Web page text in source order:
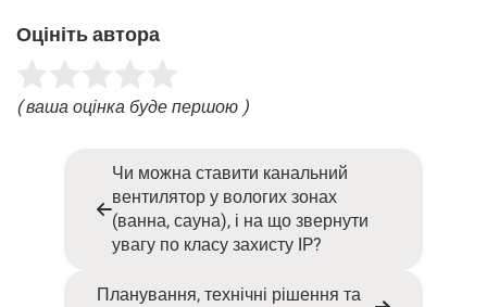
Оцініть автора
( ваша оцінка буде першою )
Чи можна ставити канальний
вентилятор у вологих зонах
(ванна, сауна), і на що звернути
увагу по класу захисту IP?
Планування, технічні рішення та